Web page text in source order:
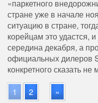
«паркетного
стране уже в начале
ситуацию в стране,
корейцам это удастся,
середина декабря, а
официальных дилеров
конкретного сказать не
1
2
»